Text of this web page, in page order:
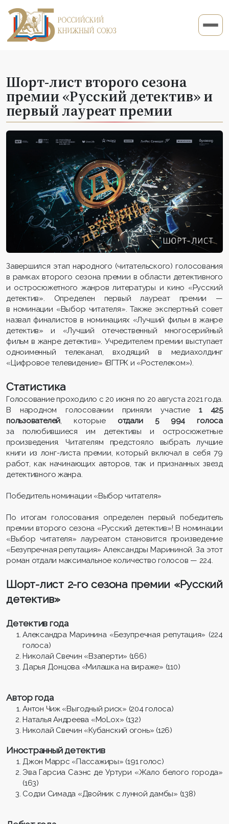
Шорт-лист второго сезона
премии «Русский детектив» и
первый лауреат премии
Завершился этап народного (читательского) голосования
в рамках второго сезона премии в области детективного
и остросюжетного жанров литературы и кино «Русский
детектив». Определен первый лауреат премии —
в номинации «Выбор читателя». Также экспертный совет
назвал финалистов в номинациях «Лучший фильм в жанре
детектив» и «Лучший отечественный многосерийный
фильм в жанре детектив». Учредителем премии выступает
одноименный телеканал, входящий в медиахолдинг
«Цифровое телевидение» (ВГТРК и «Ростелеком»).
Статистика
Голосование проходило с 20 июня по 20 августа 2021 года.
В народном голосовании приняли участие 1 425
пользователей, которые отдали 5 994 голоса
за полюбившиеся им детективы и остросюжетные
произведения. Читателям предстояло выбрать лучшие
книги из лонг-листа премии, который включал в себя 79
работ, как начинающих авторов, так и признанных звезд
детективного жанра.
Победитель номинации «Выбор читателя»
По итогам голосования определен первый победитель
премии второго сезона «Русский детектив»! В номинации
«Выбор читателя» лауреатом становится произведение
«Безупречная репутация» Александры Марининой. За этот
роман отдали максимальное количество голосов — 224.
Шорт-лист 2-го сезона премии «Русский
детектив»
Детектив года
Александра Маринина «Безупречная репутация» (224
голоса)
Николай Свечин «Взаперти» (166)
Дарья Донцова «Милашка на вираже» (110)
Автор года
Антон Чиж «Выгодный риск» (204 голоса)
Наталья Андреева «МоLох» (132)
Николай Свечин «Кубанский огонь» (126)
Иностранный детектив
Джон Маррс «Пассажиры» (191 голос)
Эва Гарсиа Саэнс де Уртури «Жало белого города»
(163)
Содзи Симада «Двойник с лунной дамбы» (138)